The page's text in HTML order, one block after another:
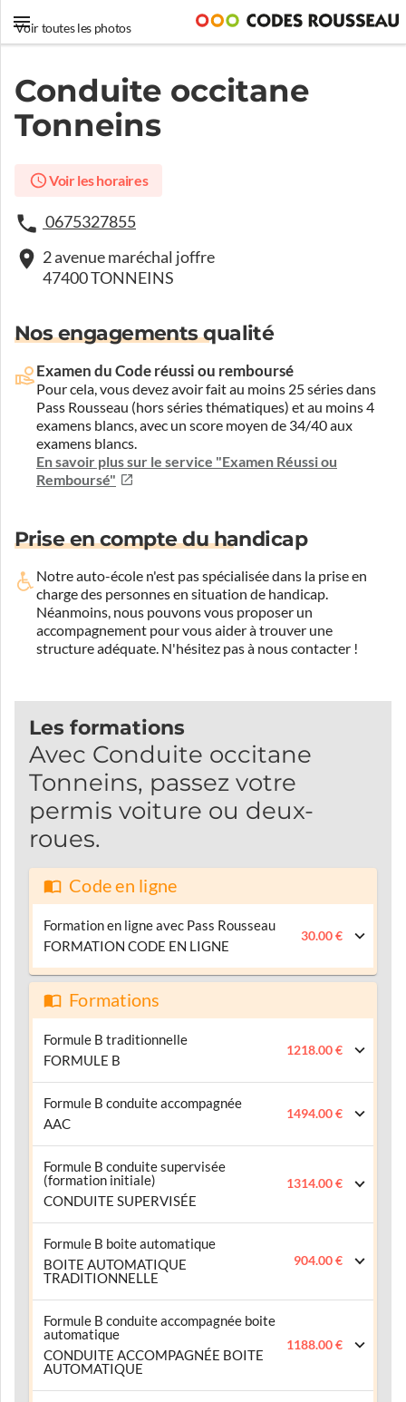
Voir toutes les photos
Conduite occitane
Tonneins
Voir les horaires
0675327855
2 avenue maréchal joffre
47400 TONNEINS
Nos engagements qualité
Examen du Code réussi ou remboursé
Pour cela, vous devez avoir fait au moins 25 séries dans
Pass Rousseau (hors séries thématiques) et au moins 4
examens blancs, avec un score moyen de 34/40 aux
examens blancs.
En savoir plus sur le service "Examen Réussi ou
Remboursé"
Prise en compte du handicap
Notre auto-école n'est pas spécialisée dans la prise en
charge des personnes en situation de handicap.
Néanmoins, nous pouvons vous proposer un
accompagnement pour vous aider à trouver une
structure adéquate. N'hésitez pas à nous contacter !
Les formations
Avec Conduite occitane
Tonneins, passez votre
permis voiture ou deux-
roues.
Code en ligne
Formation en ligne avec Pass Rousseau
FORMATION CODE EN LIGNE
30.00 €
Formations
Formule B traditionnelle
FORMULE B
1218.00 €
Formule B conduite accompagnée
AAC
1494.00 €
Formule B conduite supervisée
(formation initiale)
CONDUITE SUPERVISÉE
1314.00 €
Formule B boite automatique
BOITE AUTOMATIQUE
TRADITIONNELLE
904.00 €
Formule B conduite accompagnée boite
automatique
CONDUITE ACCOMPAGNÉE BOITE
AUTOMATIQUE
1188.00 €